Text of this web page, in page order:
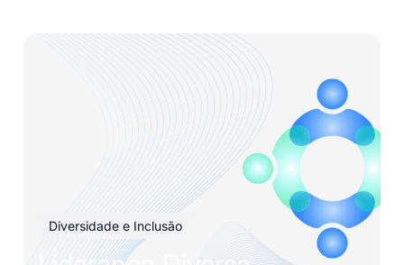
Diversidade e Inclusão